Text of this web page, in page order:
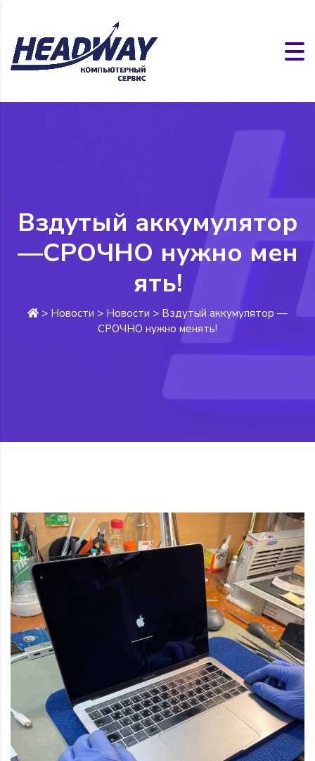
Вздутый аккумулятор
—СРОЧНО нужно мен
ять️!
> Новости > Новости > Вздутый аккумулятор —
СРОЧНО нужно менять️!